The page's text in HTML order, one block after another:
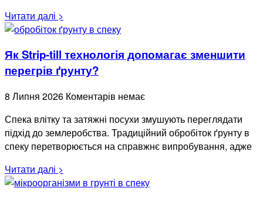
Читати далі >
Як Strip-till технологія допомагає зменшити
перегрів ґрунту?
8 Липня 2026 Коментарів немає
Спека влітку та затяжні посухи змушують переглядати
підхід до землеробства. Традиційний обробіток ґрунту в
спеку перетворюється на справжнє випробування, адже
Читати далі >